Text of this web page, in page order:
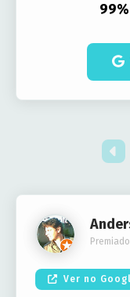
Ver no